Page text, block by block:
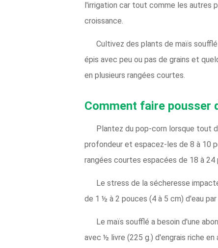
l'irrigation car tout comme les autres
croissance.
Cultivez des plants de maïs
épis avec peu ou pas de grains et
en plusieurs rangées courtes.
Comment faire pousser
Plantez du pop-corn lorsque tout
profondeur et espacez-les de 8 à 10
rangées courtes espacées de 18 à 24
Le stress de la sécheresse
de 1 ½ à 2 pouces (4 à 5 cm) d'eau
Le maïs soufflé a besoin d'une
avec ½ livre (225 g.) d'engrais riche